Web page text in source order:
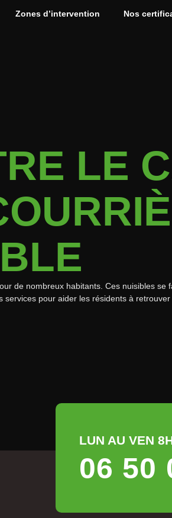
Zones d’intervention Nos
LE
de nombreux habitants. Ces nuisibles
services pour aider les résidents à
LUN AU VEN
06 50